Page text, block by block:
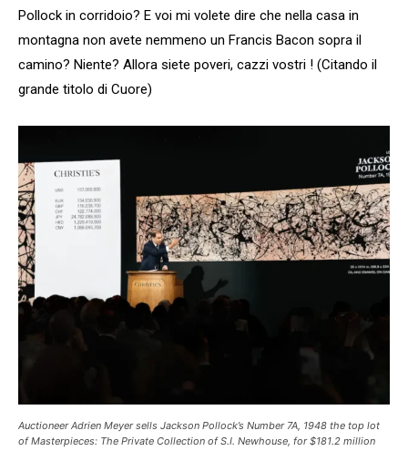
Pollock in corridoio? E voi mi volete dire che nella casa in
montagna non avete nemmeno un Francis Bacon sopra il
camino? Niente? Allora siete poveri, cazzi vostri ! (Citando il
grande titolo di Cuore)
Auctioneer Adrien Meyer sells Jackson Pollock’s Number 7A, 1948 the top lot
of Masterpieces: The Private Collection of S.I. Newhouse, for $181.2 million